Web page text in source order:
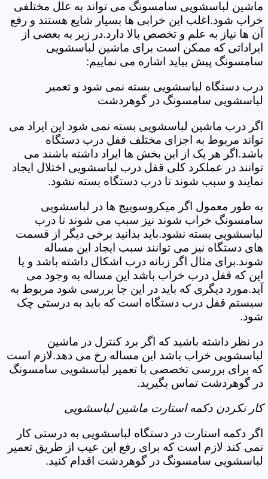
ماشین لباسشویی سامسونگ می تواند به علل مختلفی
خراب شود.اغلب این خرابی ها بسیار شایع هستند و رفع
آن ها نیاز به علم و تخصص بالا دارد.در زیر به بعضی از
ایراداتی که ممکن است برای ماشین لباسشویی
سامسونگ پیش بیاید اشاره می نماییم:
درب دستگاه لباسشویی بسته نمی شود و تعمیر
لباسشویی سامسونگ در گوهردشت
اگر درب ماشین لباسشویی بسته نمی شود این ایراد می
تواند مربوط به اجزای مختلف قفل درب دستگاه
باشد.اگر هر یک از این بخش ها ایراد داشته باشند می
توانند در عملکرد کلی قفل درب لباسشویی اختلال ایجاد
نمایند و سبب شوند تا درب دستگاه بسته نشود.
به طور معمول اگر میکروسوییچ ها در لباسشویی
سامسونگ خراب شوند نیز سبب می شوند تا درب
لباسشویی بسته نشود.باید بدانید برخی دیگر از قسمت
های دستگاه نیز می توانند سبب ایجاد این مساله
شوند.برای مثال اگر زبانه درب اشکال داشته باشد و یا
این که قفل درب خراب باشد این مساله به وجود می
آید.مورد دیگری که باید در این جا بررسی شود مربوط به
سیستم قفل درب دستگاه است که باید به درستی چک
شود.
در نظر داشته باشید که اگر برد کنترل در ماشین
لباسشویی خراب باشد این مساله رخ می دهد.لازم است
که برای بررسی تخصصی با تعمیر لباسشویی سامسونگ
در گوهردشت تماس بگیرید.
کار نکردن دکمه استارت ماشین لباسشویی
اگر دکمه استارت در دستگاه لباسشویی به درستی کار
نمی کند لازم است که برای رفع این عیب از طریق تعمیر
لباسشویی سامسونگ در گوهردشت اقدام کنید.